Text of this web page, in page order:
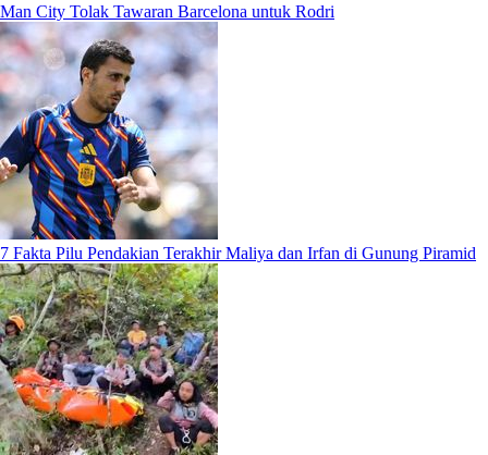
Man City Tolak Tawaran Barcelona untuk Rodri
7 Fakta Pilu Pendakian Terakhir Maliya dan Irfan di Gunung Piramid